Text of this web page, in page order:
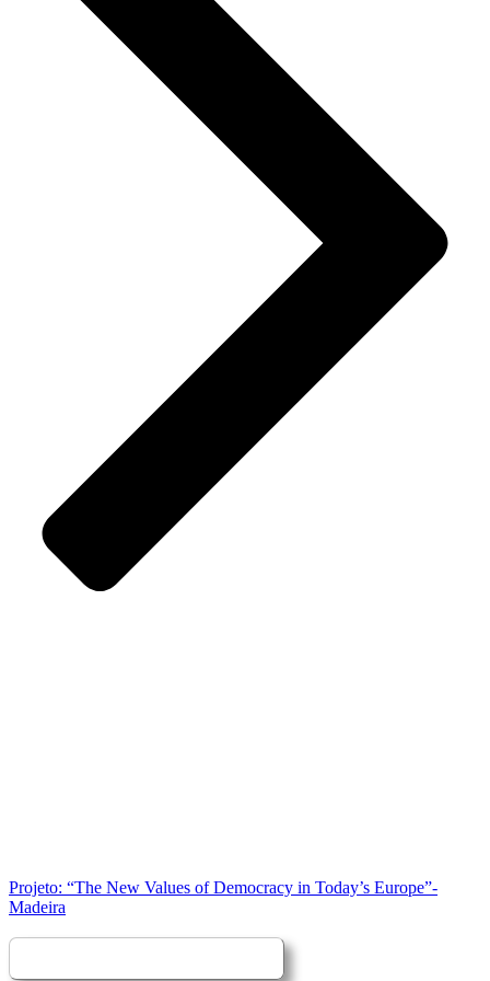
Projeto: “The New Values of Democracy in Today’s Europe”-
Madeira